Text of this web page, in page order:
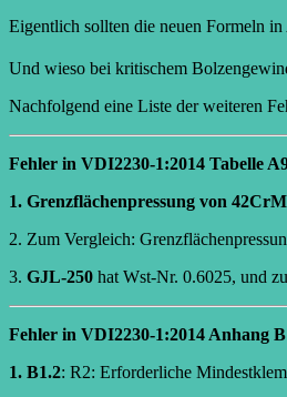
Eigentlich sollten die neuen Formeln
Und wieso bei kritischem
Nachfolgend eine Liste der weiteren
Fehler in VDI2230-1:2014 Tabelle
1. Grenzflächenpressung von
2. Zum Vergleich:
3. GJL-250 hat Wst-Nr. 0.6025, und
Fehler in VDI2230-1:2014 Anhang
1. B1.2: R2: Erforderliche